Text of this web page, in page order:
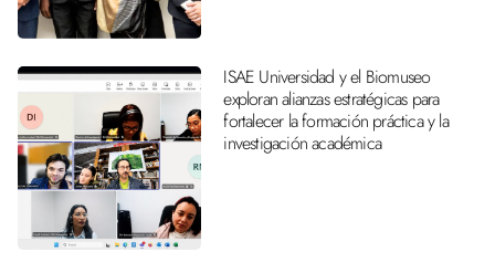
ISAE Universidad y el Biomuseo
exploran alianzas estratégicas para
fortalecer la formación práctica y la
investigación académica